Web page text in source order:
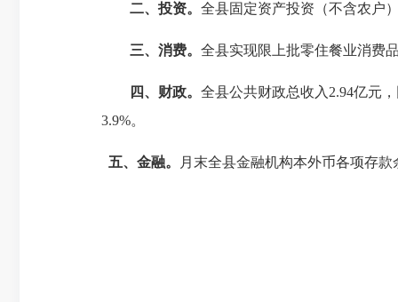
二、投资。 全县固定资产投资（不含农户
三、消费。 全县实现限上批零住餐业消费
四、财政。 全县公共财政总收入2.94亿元
3.9%。
五、金融。 月末全县金融机构本外币各项存款